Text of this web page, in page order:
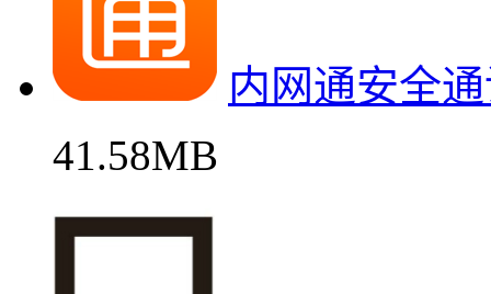
内网通安全
41.58MB